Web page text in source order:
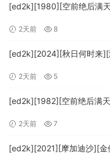
[ed2k][1980][空前绝后满
HD.MA5.1.x265.10bit-
2天前 8
[ed2k][2024][秋日何时来][
FRDS]
2天前 5
[ed2k][1982][空前绝后满
[1080p.BluRay.x264.DTS-
2天前 7
[ed2k][2021][摩加迪沙][金